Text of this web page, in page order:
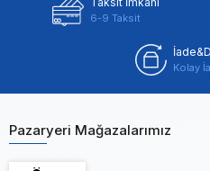
6-9 Taksit
Kolay
Pazaryeri Mağazalarımız